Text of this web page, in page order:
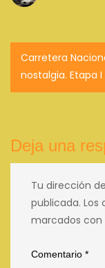
Navegación
de
entradas
Carretera
nostalgia. Etapa I
Deja una
Tu dirección
publicada. Los
marcados con
Comentario *